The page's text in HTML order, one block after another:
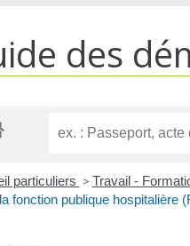
des
particuliers > Travail -
fonction publique hospitalière